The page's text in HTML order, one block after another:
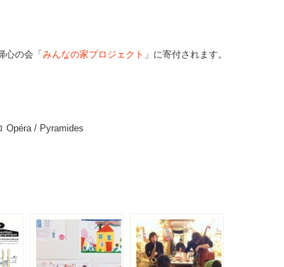
心の会「 みんなの家プロジェクト 」に寄付されます。
Opéra / Pyramides